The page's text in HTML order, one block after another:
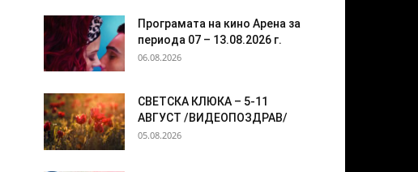
Програмата на кино Арена за
периода 07 – 13.08.2026 г.
06.08.2026
СВЕТСКА КЛЮКА – 5-11
АВГУСТ /ВИДЕОПОЗДРАВ/
05.08.2026